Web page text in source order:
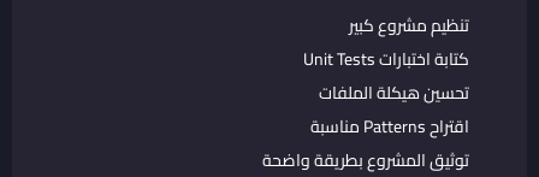
تنظيم مشروع كبير
كتابة اختبارات Unit Tests
تحسين هيكلة الملفات
اقتراح Patterns مناسبة
توثيق المشروع بطريقة واضحة